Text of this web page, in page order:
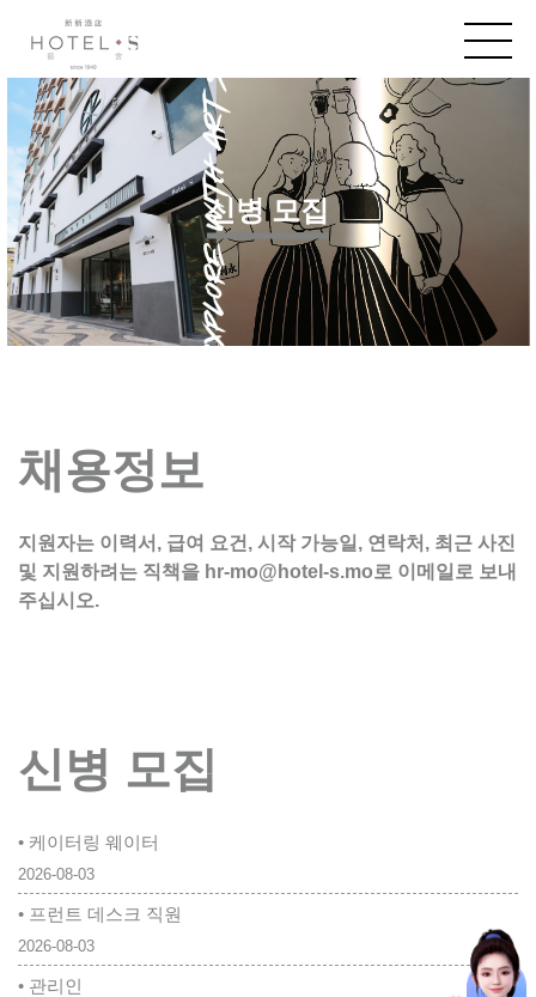
신병 모집
채용정보
지원자는 이력서, 급여 요건, 시작 가능일, 연락처, 최근 사진
및 지원하려는 직책을 hr-mo@hotel-s.mo로 이메일로 보내
주십시오.
신병 모집
• 케이터링 웨이터
2026-08-03
• 프런트 데스크 직원
2026-08-03
• 관리인